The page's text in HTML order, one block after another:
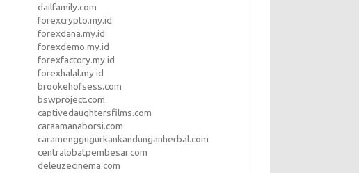
dailfamily.com
forexcrypto.my.id
forexdana.my.id
forexdemo.my.id
forexfactory.my.id
forexhalal.my.id
brookehofsess.com
bswproject.com
captivedaughtersfilms.com
caraamanaborsi.com
caramenggugurkankandunganherbal.com
centralobatpembesar.com
deleuzecinema.com